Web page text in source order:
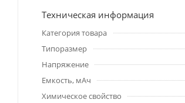
Техническая информация
Категория товара
Типоразмер
Напряжение
Емкость, мАч
Химическое свойство